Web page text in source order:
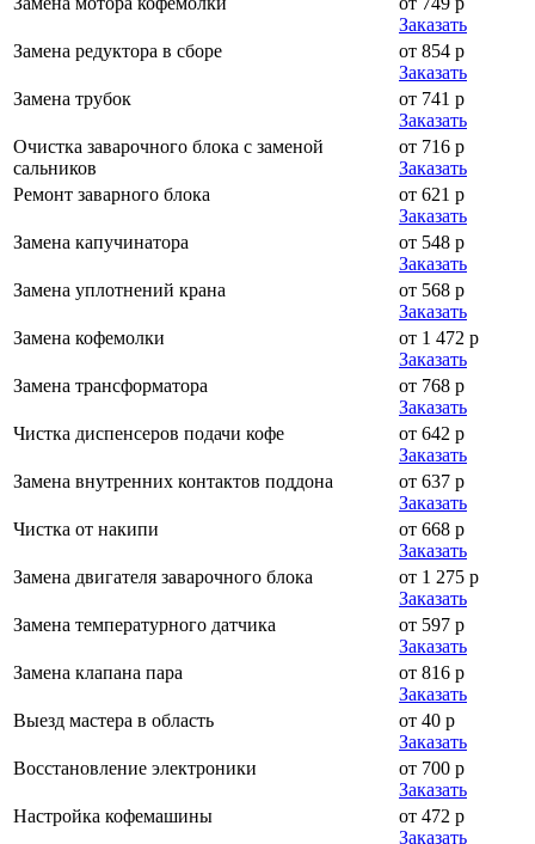
Заказать
Замена редуктора в сборе
от 854 р
Заказать
Замена трубок
от 741 р
Заказать
Очистка заварочного блока с заменой
сальников
от 716 р
Заказать
Ремонт заварного блока
от 621 р
Заказать
Замена капучинатора
от 548 р
Заказать
Замена уплотнений крана
от 568 р
Заказать
Замена кофемолки
от 1 472 р
Заказать
Замена трансформатора
от 768 р
Заказать
Чистка диспенсеров подачи кофе
от 642 р
Заказать
Замена внутренних контактов поддона
от 637 р
Заказать
Чистка от накипи
от 668 р
Заказать
Замена двигателя заварочного блока
от 1 275 р
Заказать
Замена температурного датчика
от 597 р
Заказать
Замена клапана пара
от 816 р
Заказать
Выезд мастера в область
от 40 р
Заказать
Восстановление электроники
от 700 р
Заказать
Настройка кофемашины
от 472 р
Заказать